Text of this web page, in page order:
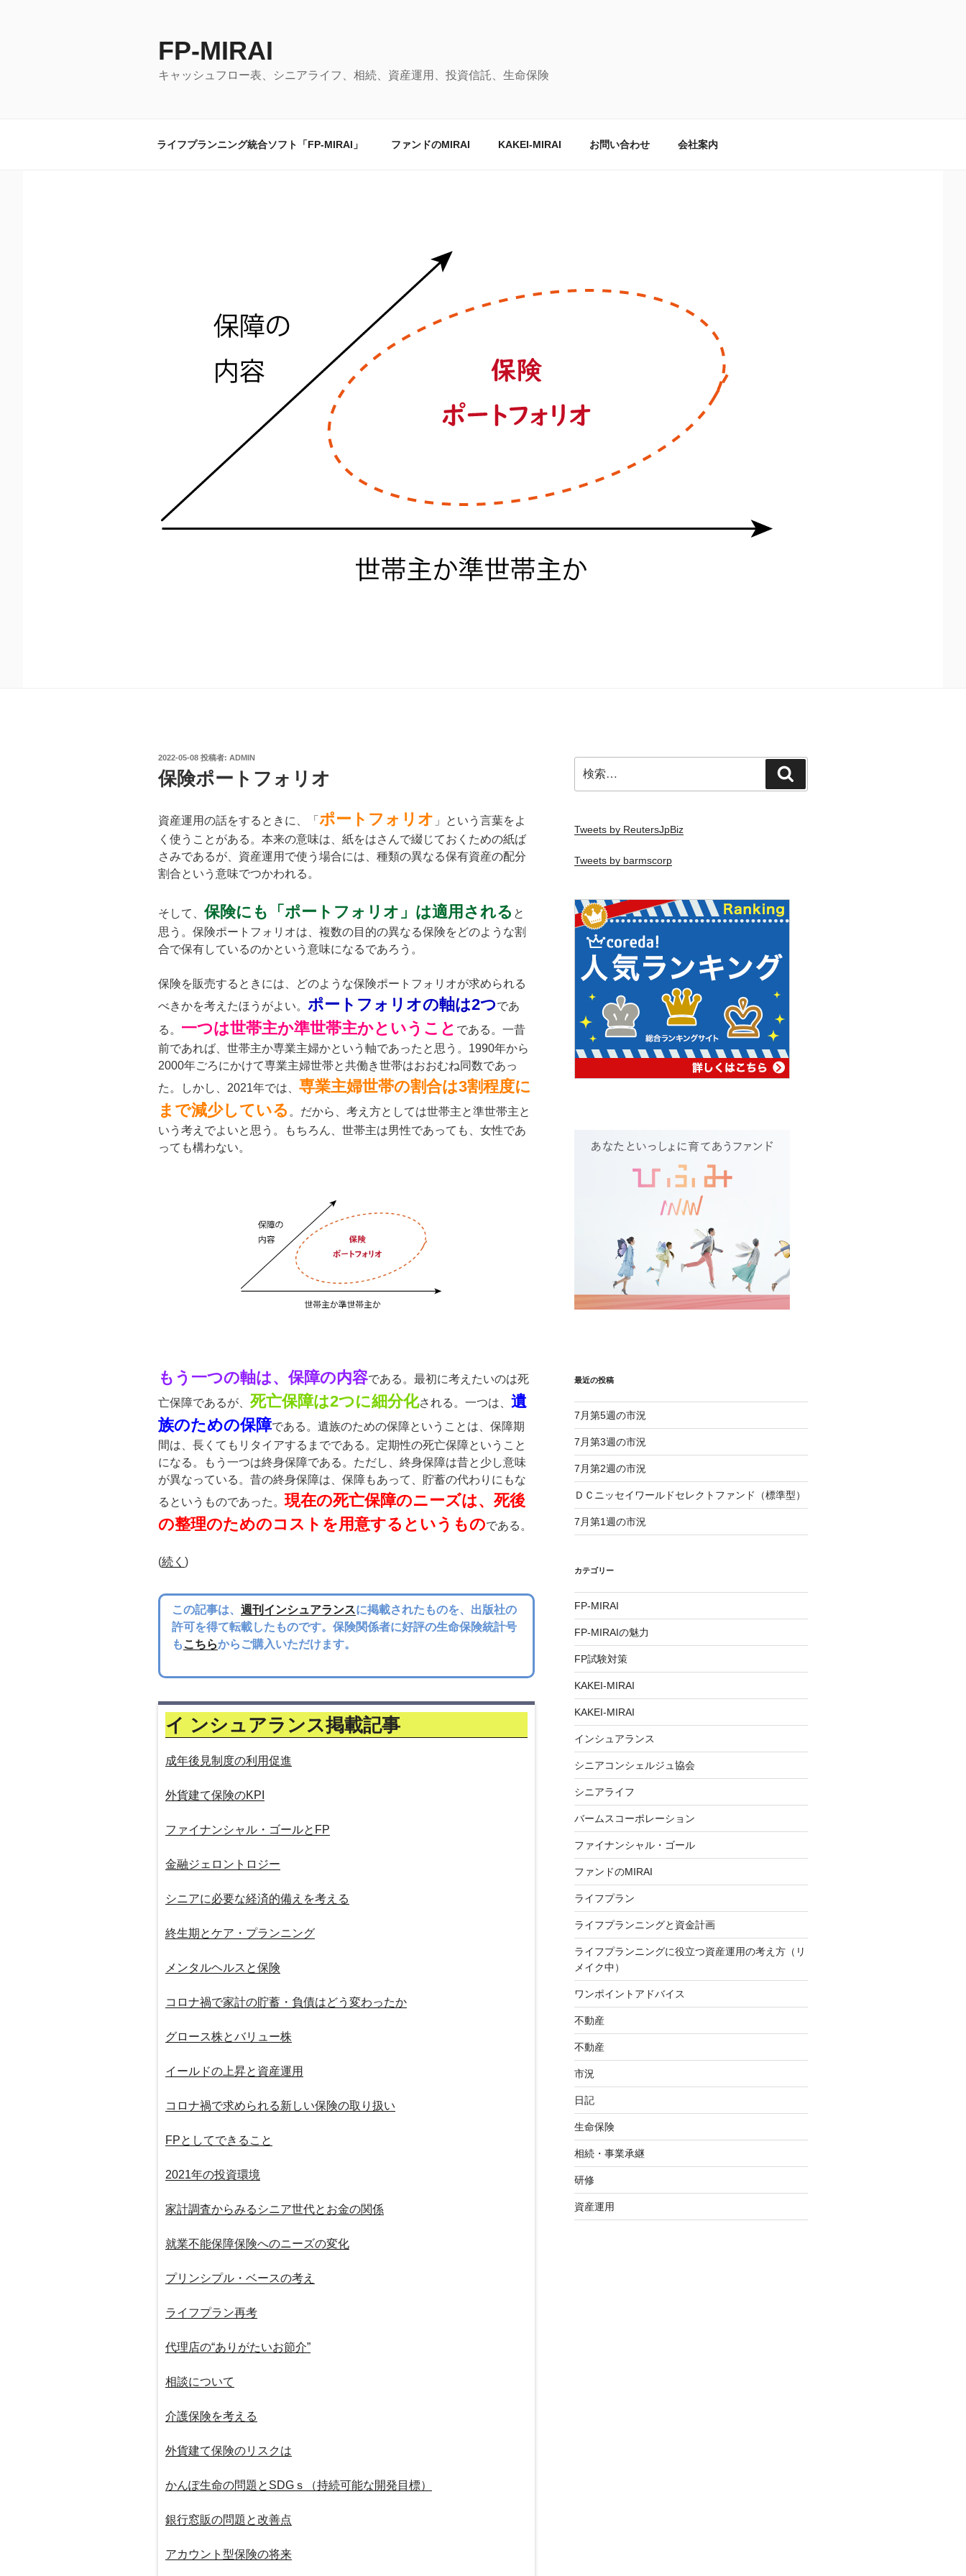
FP-MIRAI
キャッシュフロー表、シニアライフ、相続、資産運用、投資信託、生命保険
ライフプランニング統合ソフト「FP-MIRAI」 ファンドのMIRAI KAKEI-MIRAI お問い合わせ 会社案内
投
稿
日:
2022-05-08 投稿者: ADMIN
保険ポートフォリオ
資産運用の話をするときに、「 ポートフォリオ 」という言葉をよ
く使うことがある。本来の意味は、紙をはさんで綴じておくための紙ば
さみであるが、資産運用で使う場合には、種類の異なる保有資産の配分
割合という意味でつかわれる。
そして、 保険にも「ポートフォリオ」は適用される と
思う。保険ポートフォリオは、複数の目的の異なる保険をどのような割
合で保有しているのかという意味になるであろう。
保険を販売するときには、どのような保険ポートフォリオが求められる
べきかを考えたほうがよい。 ポートフォリオの軸は2つであ
る。 一つは世帯主か準世帯主かということ である。一昔
前であれば、世帯主か専業主婦かという軸であったと思う。1990年から
2000年ごろにかけて専業主婦世帯と共働き世帯はおおむね同数であっ
た。しかし、2021年では、 専業主婦世帯の割合は3割程度に
まで減少している 。だから、考え方としては世帯主と準世帯主と
いう考えでよいと思う。もちろん、世帯主は男性であっても、女性であ
っても構わない。
もう一つの軸は、保障の内容である。最初に考えたいのは死
亡保障であるが、 死亡保障は2つに細分化される。一つは、 遺
族のための保障である。遺族のための保障ということは、保障期
間は、長くてもリタイアするまでである。定期性の死亡保障ということ
になる。もう一つは終身保障である。ただし、終身保障は昔と少し意味
が異なっている。昔の終身保障は、保障もあって、貯蓄の代わりにもな
るというものであった。現在の死亡保障のニーズは、死後
の整理のためのコストを用意するというものである。
(続く )
この記事は、 週刊インシュアランスに掲載されたものを、出版社の
許可を得て転載したものです。保険関係者に好評の生命保険統計号
も こちらからご購入いただけます。
イ ンシュアランス掲載記事
成年後見制度の利用促進
外貨建て保険のKPI
ファイナンシャル・ゴールとFP
金融ジェロントロジー
シニアに必要な経済的備えを考える
終生期とケア・プランニング
メンタルヘルスと保険
コロナ禍で家計の貯蓄・負債はどう変わったか
グロース株とバリュー株
イールドの上昇と資産運用
コロナ禍で求められる新しい保険の取り扱い
FPとしてできること
2021年の投資環境
家計調査からみるシニア世代とお金の関係
就業不能保障保険へのニーズの変化
プリンシプル・ベースの考え
ライフプラン再考
代理店の“ありがたいお節介”
相談について
介護保険を考える
外貨建て保険のリスクは
かんぽ生命の問題とSDGｓ（持続可能な開発目標）
銀行窓販の問題と改善点
アカウント型保険の将来
索:
索
Tweets by ReutersJpBiz
Tweets by barmscorp
最近の投稿
7月第5週の市況
7月第3週の市況
7月第2週の市況
ＤＣニッセイワールドセレクトファンド（標準型）
7月第1週の市況
カテゴリー
FP-MIRAI
FP-MIRAIの魅力
FP試験対策
KAKEI-MIRAI
KAKEI-MIRAI
インシュアランス
シニアコンシェルジュ協会
シニアライフ
バームスコーポレーション
ファイナンシャル・ゴール
ファンドのMIRAI
ライフプラン
ライフプランニングと資金計画
ライフプランニングに役立つ資産運用の考え方（リ
メイク中）
ワンポイントアドバイス
不動産
不動産
市況
日記
生命保険
相続・事業承継
研修
資産運用